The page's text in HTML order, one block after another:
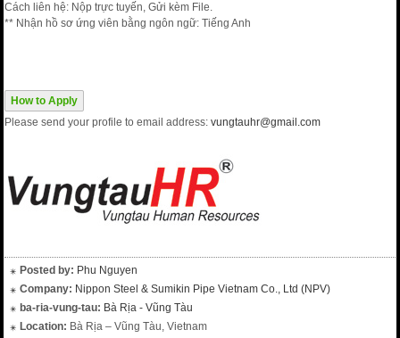
Cách liên hệ: Nộp trực tuyến, Gửi kèm File.
** Nhận hồ sơ ứng viên bằng ngôn ngữ: Tiếng Anh
How to Apply
Please send your profile to email address:vungtauhr@gmail.com
Posted by: Phu Nguyen
Company: Nippon Steel & Sumikin Pipe Vietnam Co., Ltd (NPV)
ba-ria-vung-tau: Bà Rịa - Vũng Tàu
Location: Bà Rịa – Vũng Tàu, Vietnam